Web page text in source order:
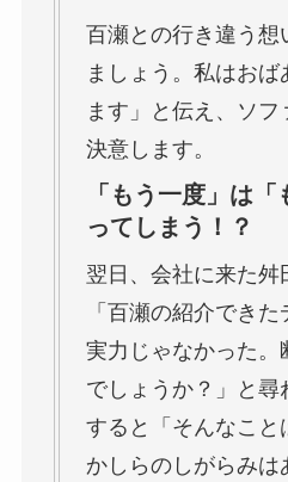
百瀬との行き違う想
ましょう。私はおば
ます」と伝え、ソフ
決意します。
「もう一度」は
ってしまう！？
翌日、会社に来た舛
「百瀬の紹介でき
実力じゃなかった。
でしょうか？」と尋
すると「そんなこと
かしらのしがらみは